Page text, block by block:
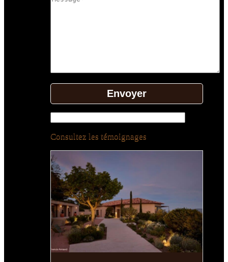
Consultez les témoignages